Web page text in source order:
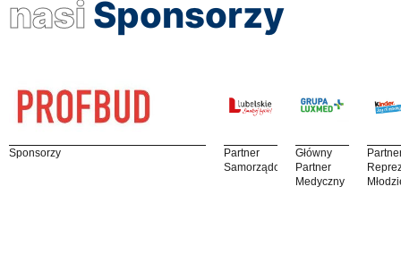
nasi Sponsorzy
Sponsorzy
Partner
Samorządowy
Główny
Partner
Medyczny